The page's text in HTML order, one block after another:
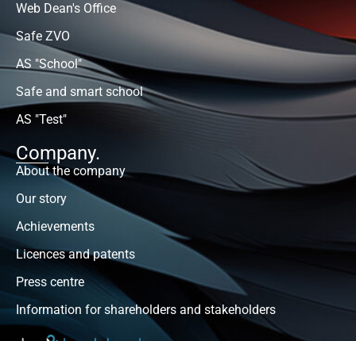
Web Dean's Office
Safe ZVO
AS "School"
Safe and smart school
AS "Test"
Company.
About the company
Our story
Achievements
Licences and patents
Press centre
Information for shareholders and stakeholders